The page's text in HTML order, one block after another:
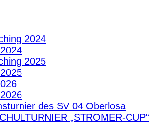
2024
2025
des SV 04 Oberlosa
„STROMER-CUP“